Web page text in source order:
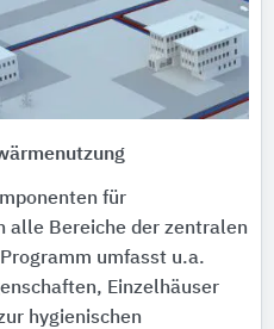
für
alle Bereiche der zentralen
umfasst u.a.
Einzelhäuser
hygienischen